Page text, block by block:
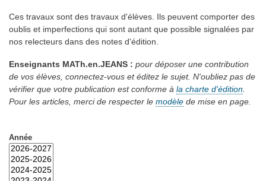
Ces travaux sont des travaux d'élèves. Ils peuvent comporter des
oublis et imperfections qui sont autant que possible signalées par
nos relecteurs dans des notes d'édition.
Enseignants MATh.en.JEANS : pour déposer une contribution
de vos élèves, connectez-vous et éditez le sujet. N'oubliez pas de
vérifier que votre publication est conforme à la charte d'édition
Pour les articles, merci de respecter le modèle de mise en page.
Année